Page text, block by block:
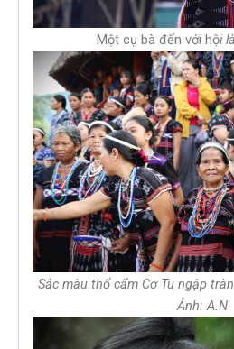
Một cụ bà đến với hội
Sắc màu thổ cẩm Cơ Tu ngập
Ảnh: A.N